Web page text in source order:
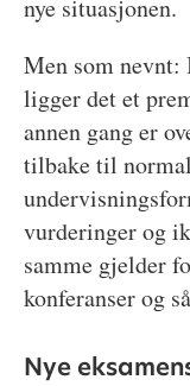
nye situasjonen.
Men som nevnt:
ligger det et
annen gang er
tilbake til
vurderinger og
samme gjelder
konferanser og
Nye